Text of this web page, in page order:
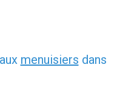
aux menuisiers dans